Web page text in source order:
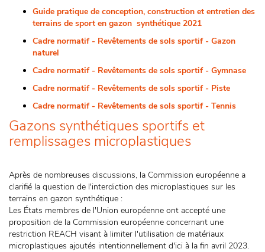
Guide pratique de conception, construction et entretien des
terrains de sport en gazon synthétique 2021
Cadre normatif - Revêtements de sols sportif - Gazon
naturel
Cadre normatif - Revêtements de sols sportif - Gymnase
Cadre normatif - Revêtements de sols sportif - Piste
Cadre normatif - Revêtements de sols sportif - Tennis
Gazons synthétiques sportifs et
remplissages microplastiques
Après de nombreuses discussions, la Commission européenne a
clarifié la question de l'interdiction des microplastiques sur les
terrains en gazon synthétique :
Les États membres de l'Union européenne ont accepté une
proposition de la Commission européenne concernant une
restriction REACH visant à limiter l'utilisation de matériaux
microplastiques ajoutés intentionnellement d'ici à la fin avril 2023.